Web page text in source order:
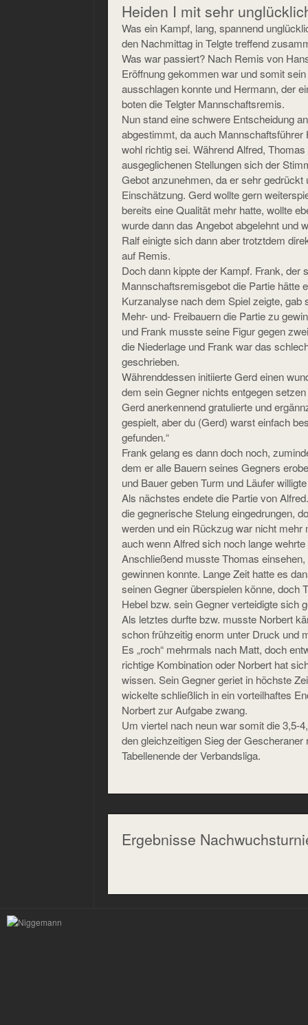
Heiden I mit sehr
Was ein Kampf, lang, spannend
den Nachmittag in Telgte treffend
Was war passiert? Nach Remis von
Eröffnung gekommen war und somit
ausschlagen konnte und Hermann, der
boten die Telgter Mannschaftsremis.
Nun stand eine schwere Entscheidung
abgestimmt, da auch
wohl richtig sei. Während Alfred,
ausgeglichenen Stellungen sich der
Gebot anzunehmen, da er sehr
Einschätzung. Gerd wollte gern
bereits eine Qualität mehr hatte, wollte
wurde dann das Angebot abgelehnt und
Ralf einigte sich dann aber trotztdem
auf Remis.
Doch dann kippte der Kampf. Frank, der
Mannschaftsremisgebot die Partie hätte
Kurzanalyse nach dem Spiel zeigte,
Mehr- und- Freibauern die Partie zu
und Frank musste seine Figur gegen
die Niederlage und Frank war das
geschrieben.
Währenddessen initiierte Gerd einen
dem sein Gegner nichts entgegen
Gerd anerkennend gratulierte und
gespielt, aber du (Gerd) warst einfach
gefunden.“
Frank gelang es dann doch noch,
dem er alle Bauern seines Gegners
und Bauer geben Turm und Läufer
Als nächstes endete die Partie von
die gegnerische Stelung eingedrungen,
werden und ein Rückzug war nicht
auch wenn Alfred sich noch lange
Anschließend musste Thomas
gewinnen konnte. Lange Zeit hatte es
seinen Gegner überspielen könne, doch
Hebel bzw. sein Gegner verteidigte sich
Als letztes durfte bzw. musste Norbert
schon frühzeitig enorm unter Druck und
Es „roch“ mehrmals nach Matt, doch
richtige Kombination oder Norbert hat
wissen. Sein Gegner geriet in höchste
wickelte schließlich in ein vorteilhaftes
Norbert zur Aufgabe zwang.
Um viertel nach neun war somit die 3,5-
den gleichzeitigen Sieg der
Tabellenende der Verbandsliga.
Ergebnisse